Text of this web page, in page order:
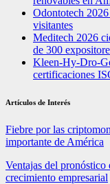
Odontotech
visitantes
Meditech 2026
de 300
Kleen-Hy-Dro-
certificaciones
Artículos de Interés
Fiebre por las
importante de América
Ventajas del pronóstico
crecimiento empresarial